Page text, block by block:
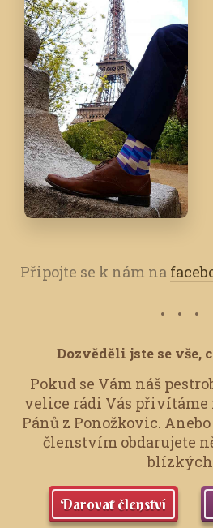
Připojte se k nám na
Dozvěděli jste se vše,
Pokud se Vám náš
velice rádi Vás
Pánů z Ponožkovic.
členstvím obdarujete
Darovat členství